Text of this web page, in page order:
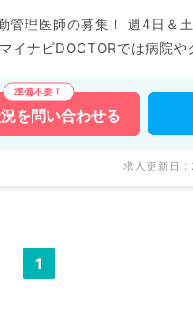
理医師の募集！ 週4日＆
を 問い合わせる
求人更新日
1